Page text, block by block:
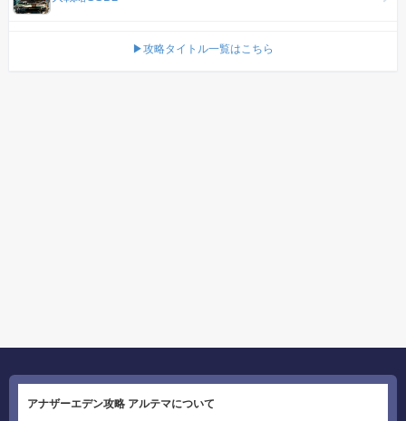
▶攻略タイトル一覧はこちら
アナザーエデン攻略 アルテマについて